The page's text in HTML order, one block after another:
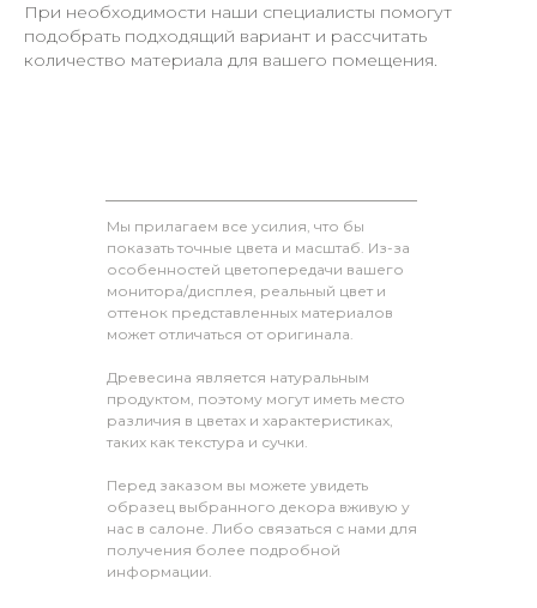
При необходимости наши специалисты помогут
подобрать подходящий вариант и рассчитать
количество материала для вашего помещения.
Мы прилагаем все усилия, что бы
показать точные цвета и масштаб. Из-за
особенностей цветопередачи вашего
монитора/дисплея, реальный цвет и
оттенок представленных материалов
может отличаться от оригинала.
Древесина является натуральным
продуктом, поэтому могут иметь место
различия в цветах и характеристиках,
таких как текстура и сучки.
Перед заказом вы можете увидеть
образец выбранного декора вживую у
нас в салоне. Либо связаться с нами для
получения более подробной
информации.